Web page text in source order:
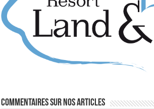
Commentaires sur nos articles